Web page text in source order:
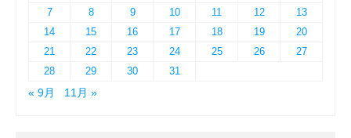
7
8 9 10 11 12
13
14
15 16 17 18 19
20
21
22 23 24 25 26
27
28
29 30
31
« 9月
11月 »